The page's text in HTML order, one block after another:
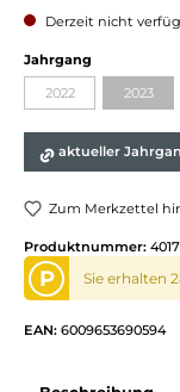
Derzeit nicht
Jahrgang
2022 2023
aktueller
Zum Merkzettel
Produktnummer:
P Sie erhalten
EAN: 6009653690594